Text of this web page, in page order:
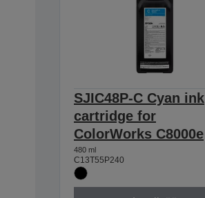
SJIC48P-C Cyan ink
cartridge for
ColorWorks C8000e
480 ml
C13T55P240